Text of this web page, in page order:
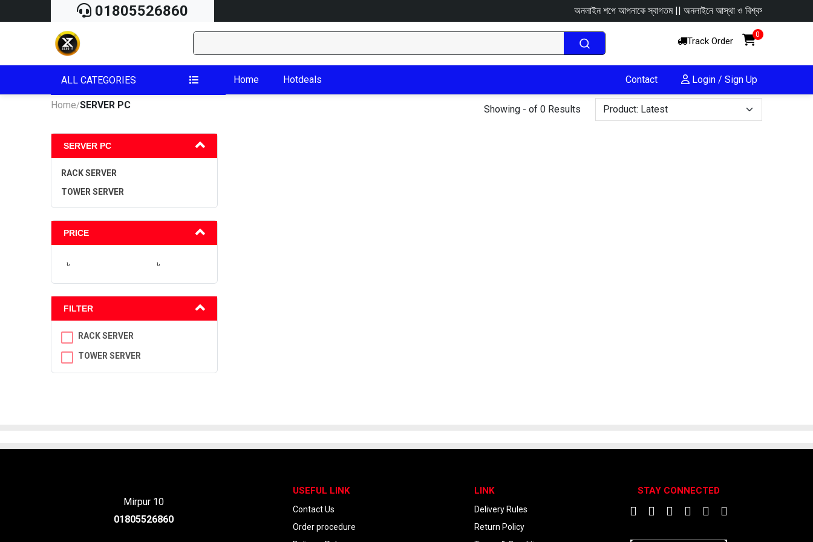
01805526860 অনলাইন শপে আপনাকে স্বাগতম || অনলাইনে আস্থা ও বিশ্বস্ততার সাথে সারা
Track Order
0
ALL CATEGORIES Home Hotdeals Contact Login / Sign Up
Home/SERVER PC Showing - of 0 Results
SERVER PC
RACK SERVER
TOWER SERVER
PRICE
৳ ৳
FILTER
RACK SERVER
TOWER SERVER
Mirpur 10
01805526860
USEFUL LINK
Contact Us
Order procedure
LINK
Delivery Rules
Return Policy
STAY CONNECTED